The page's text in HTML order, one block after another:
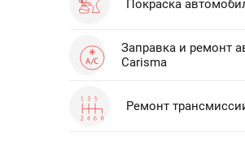
Покраска
Заправка и ремонт
Carisma
Ремонт